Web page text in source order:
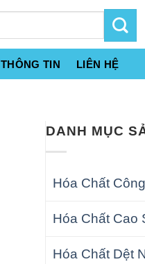
THÔNG TIN LIÊN HỆ
DANH MỤC
Hóa Chất
Hóa Chất Cao
Hóa Chất Dệt